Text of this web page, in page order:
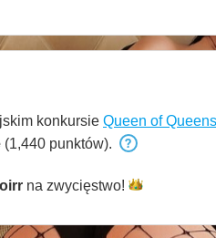
konkursie Queen of Queens
(1,440 punktów).
na zwycięstwo!